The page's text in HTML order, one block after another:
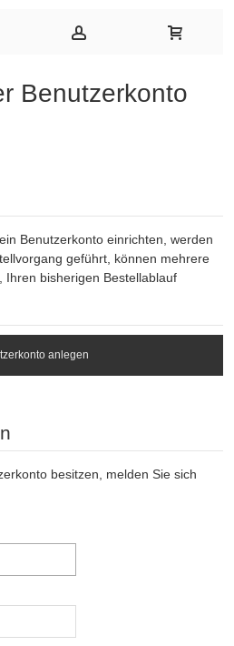
Benutzerkonto
Benutzerkonto einrichten, werden
geführt, können mehrere
Ihren bisherigen Bestellablauf
anlegen
besitzen, melden Sie sich